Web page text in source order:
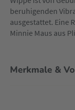
beruhigenden
ausgestattet. Eine
Minnie Maus aus
Merkmale &